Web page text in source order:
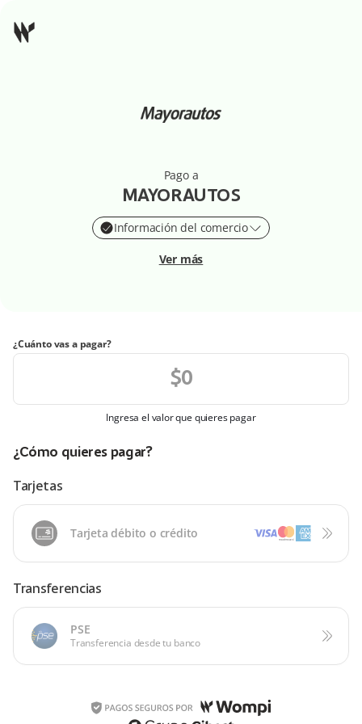
Pago a
MAYORAUTOS
Información del comercio
Ver más
¿Cuánto vas a pagar?
Ingresa el valor que quieres pagar
¿Cómo quieres pagar?
Tarjetas
Tarjeta débito o crédito
Transferencias
PSE
Transferencia desde tu banco